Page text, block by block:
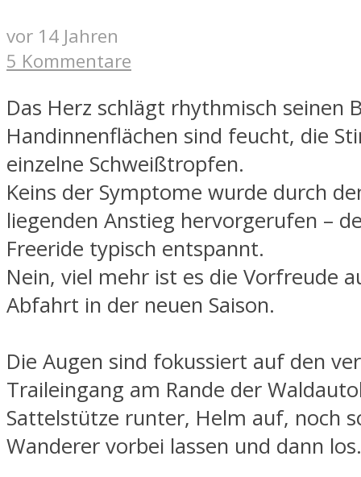
vor 14 Jahren
5 Kommentare
Das Herz schlägt rhythmisch seinen
Handinnenflächen sind feucht, die
einzelne Schweißtropfen.
Keins der Symptome wurde durch
liegenden Anstieg hervorgerufen –
Freeride typisch entspannt.
Nein, viel mehr ist es die Vorfreude
Abfahrt in der neuen Saison.
Die Augen sind fokussiert auf den
Traileingang am Rande der
Sattelstütze runter, Helm auf, noch
Wanderer vorbei lassen und dann los.